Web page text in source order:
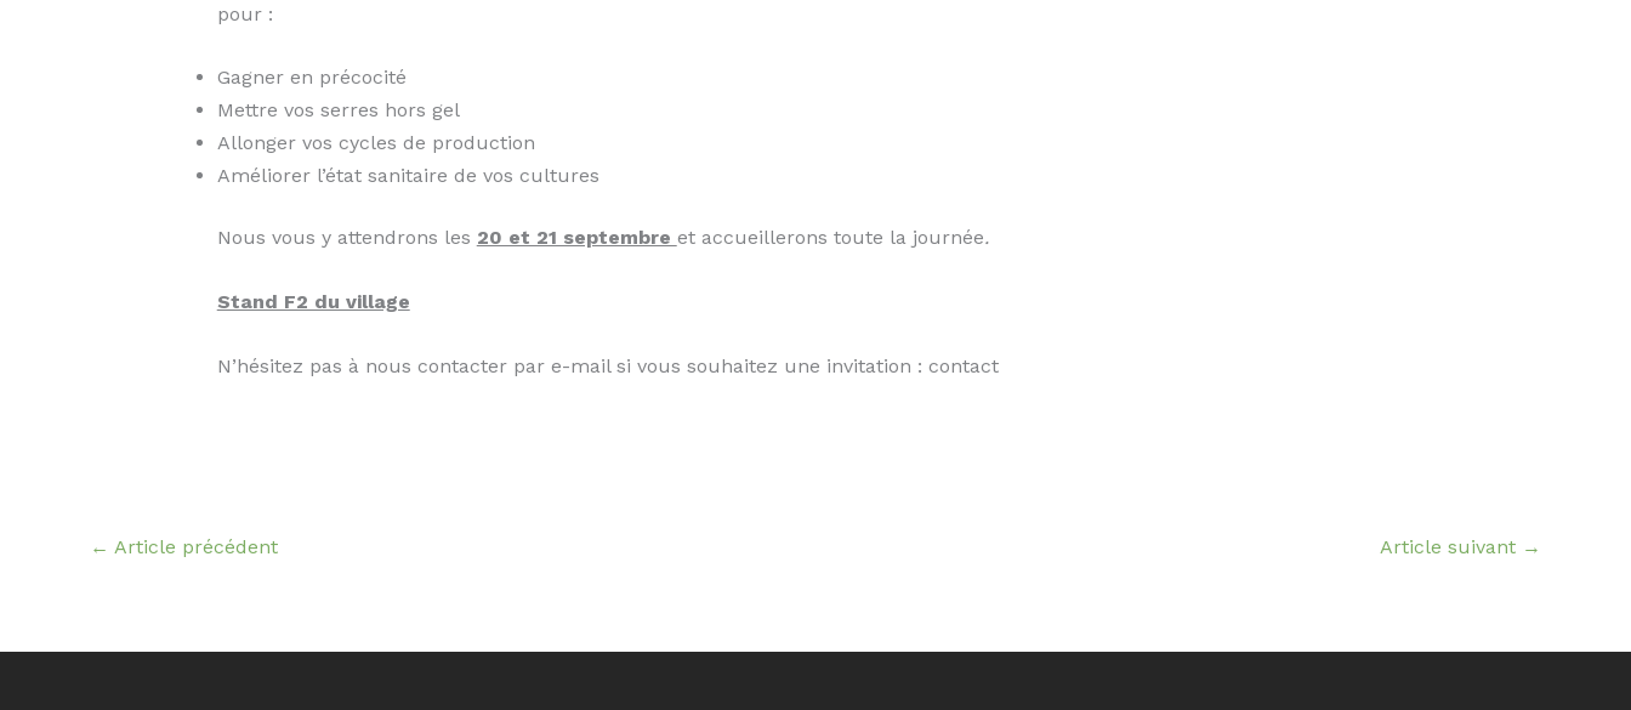
pour :
Gagner en précocité
Mettre vos serres hors gel
Allonger vos cycles de production
Améliorer l’état sanitaire de vos cultures
Nous vous y attendrons les 20 et 21 septembre et accueillerons toute la journée.
Stand F2 du village
N’hésitez pas à nous contacter par e-mail si vous souhaitez une invitation : contact
← Article précédent Article suivant →